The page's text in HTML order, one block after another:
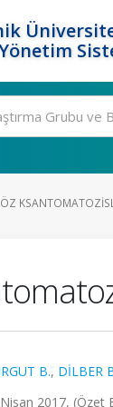
B., DİLBER
2017, (Özet